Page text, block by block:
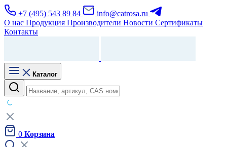
+7 (495) 543 89 84
info@catrosa.ru
О нас Продукция Производители Новости Сертификаты
Контакты
Каталог
0 Корзина